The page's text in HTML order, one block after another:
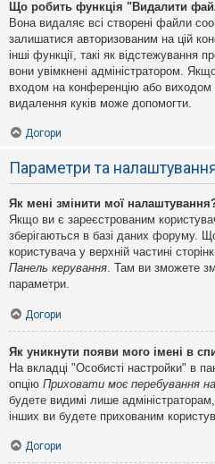
Що робить функція "Видалити
Вона видаляє всі створені файли
залишатися авторизованим на цій
інші функції, такі як відстежування
вони увімкнені адміністратором.
входом на конференцію або виходом
видалення куків може допомогти.
Догори
Параметри та
Як мені змінити мої
Якщо ви є зареєстрованим
зберігаються в базі даних форуму.
користувача у верхній частині
Панель керування . Там ви зможете
параметри.
Догори
Як уникнути появи мого імені в
На вкладці "Особисті настройки" в
опцію Приховати моє перебування
будете видимі лише
інших ви будете прихованим
Догори